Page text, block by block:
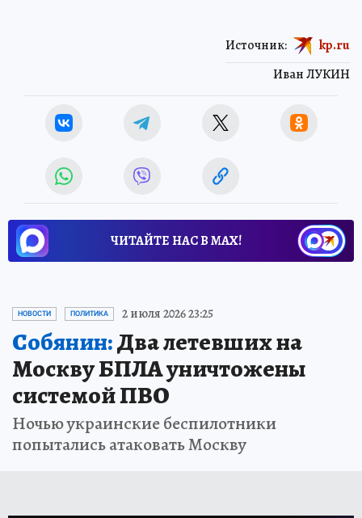
Иван ЛУКИН
Источник: kp.ru
ЧИТАЙТЕ НАС В МАХ!
НОВОСТИ ПОЛИТИКА 2 июля 2026 23:25
Собянин:Два летевших на
Москву БПЛА уничтожены
системой ПВО
Ночью украинские беспилотники
попытались атаковать Москву